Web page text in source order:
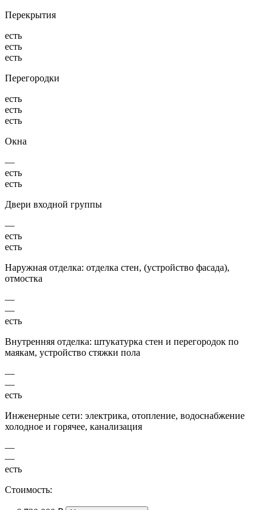
Перекрытия
есть
есть
есть
Перегородки
есть
есть
есть
Окна
—
есть
есть
Двери входной группы
—
есть
есть
Наружная отделка: отделка стен, (устройство фасада),
отмостка
—
—
есть
Внутренняя отделка: штукатурка стен и перегородок по
маякам, устройство стяжки пола
—
—
есть
Инженерные сети: электрика, отопление, водоснабжение
холодное и горячее, канализация
—
—
есть
Стоимость: